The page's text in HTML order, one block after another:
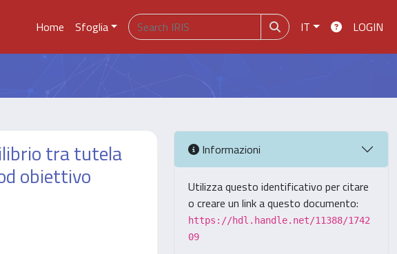
Home Sfoglia IT LOGIN
tra tutela
obiettivo
Informazioni
Utilizza questo identificativo per citare
o creare un link a questo documento:
https://hdl.handle.net/11388/1742
09